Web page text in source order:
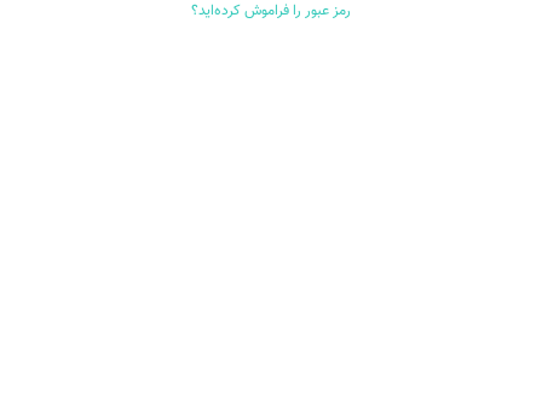
رمز عبور را فراموش کرده‌اید؟